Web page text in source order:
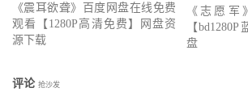
《震耳欲聋》百度网盘在线免费
观看【1280P高清免费】网盘资
源下载
《志愿军
【
盘
评论 抢沙发